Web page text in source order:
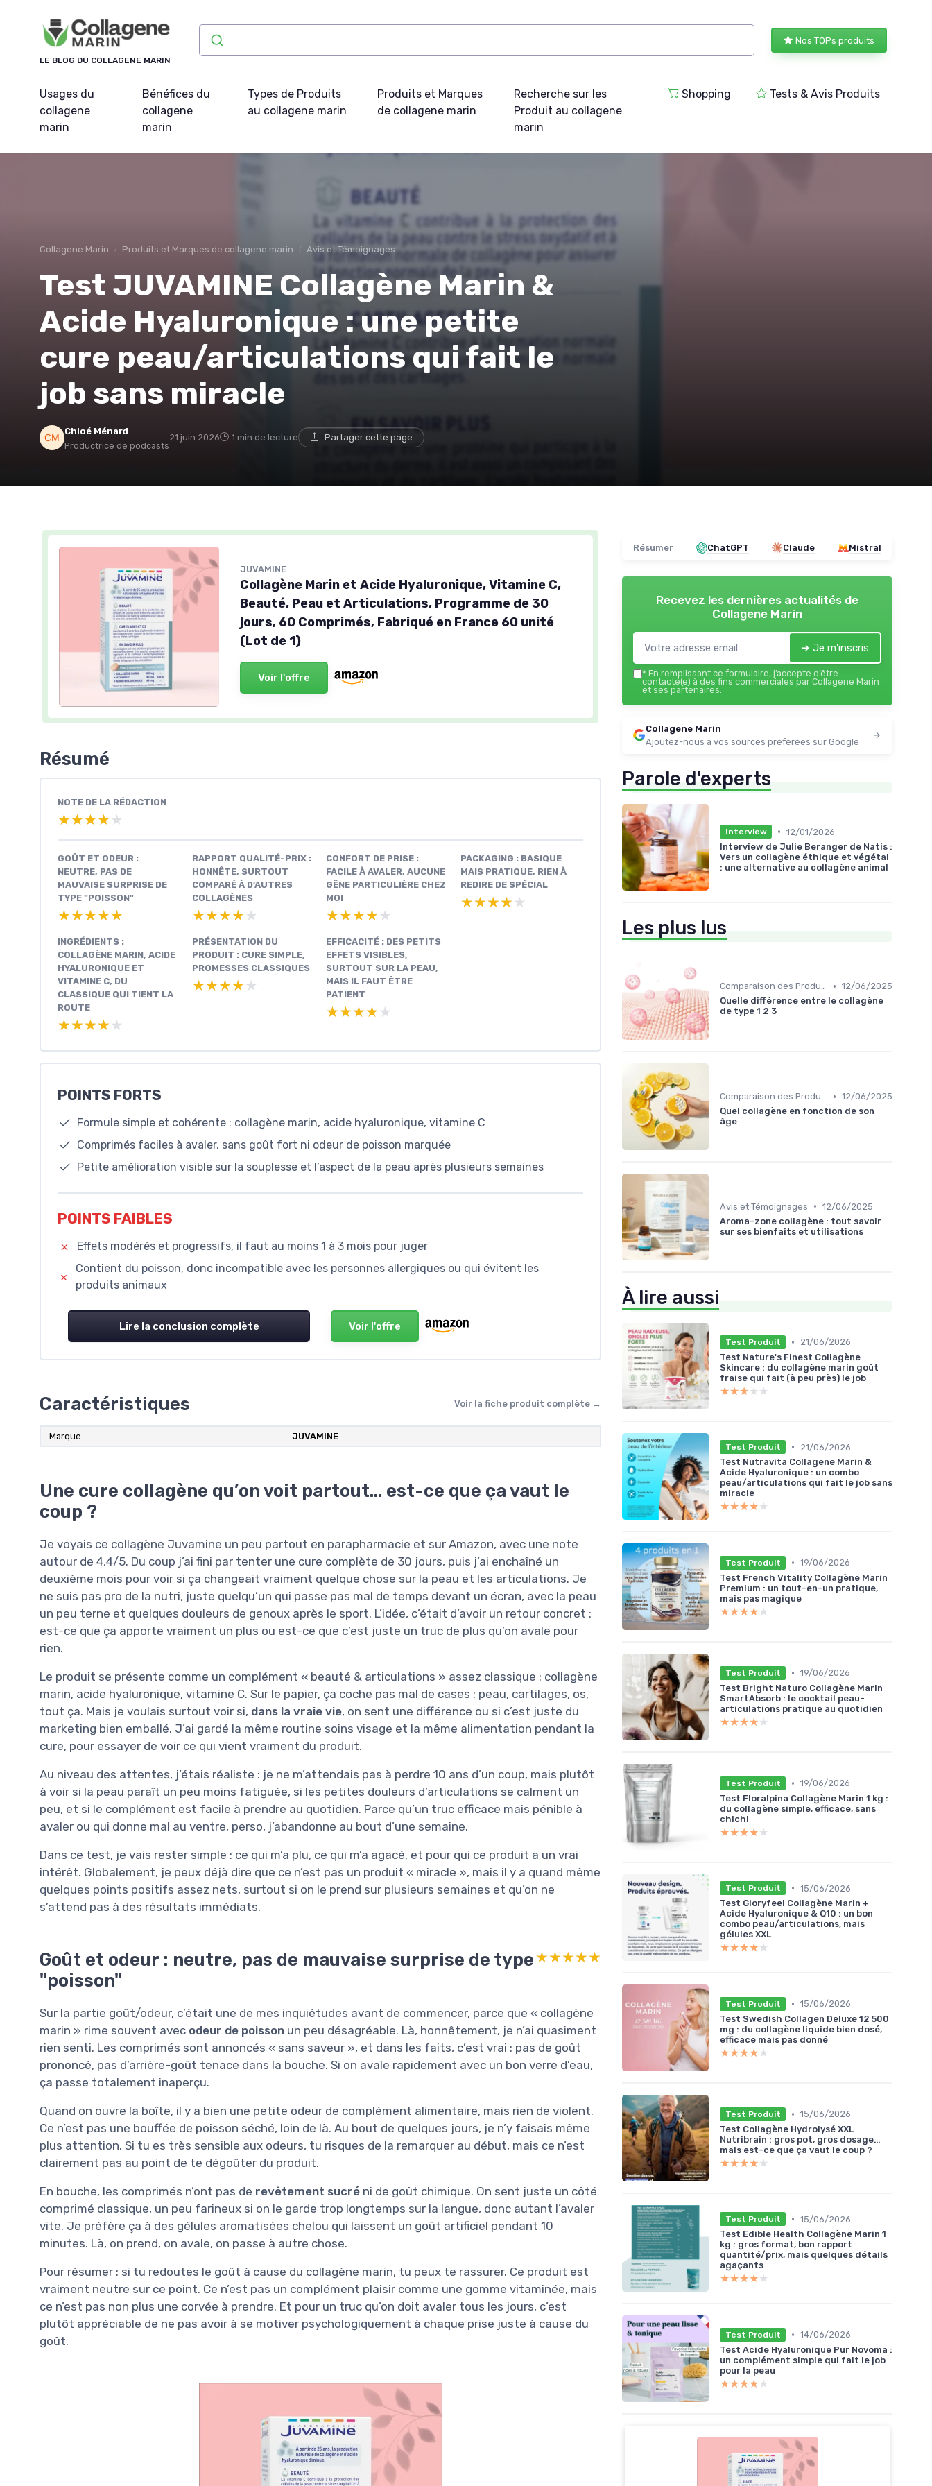
LE BLOG DU COLLAGENE MARIN
Nos TOPs produits
Usages du
collagene
marin
Bénéfices du
collagene
marin
Types de Produits
au collagene marin
Produits et Marques
de collagene marin
Recherche sur les
Produit au collagene
marin
Shopping Tests & Avis Produits
Collagene Marin Produits et Marques de collagene marin Avis et Témoignages
Test JUVAMINE Collagène Marin &
Acide Hyaluronique : une petite
cure peau/articulations qui fait le
job sans miracle
Chloé Ménard
Productrice de podcasts
21 juin 2026 1 min de lecture Partager cette page
JUVAMINE
Collagène Marin et Acide Hyaluronique, Vitamine C,
Beauté, Peau et Articulations, Programme de 30
jours, 60 Comprimés, Fabriqué en France 60 unité
(Lot de 1)
Voir l'offre
Résumé
NOTE DE LA RÉDACTION
★★★★★
★★★★★
GOÛT ET ODEUR :
NEUTRE, PAS DE
MAUVAISE SURPRISE DE
TYPE "POISSON"
★★★★★
★★★★★
RAPPORT QUALITÉ-PRIX :
HONNÊTE, SURTOUT
COMPARÉ À D’AUTRES
COLLAGÈNES
★★★★★
★★★★★
CONFORT DE PRISE :
FACILE À AVALER, AUCUNE
GÊNE PARTICULIÈRE CHEZ
MOI
★★★★★
★★★★★
PACKAGING : BASIQUE
MAIS PRATIQUE, RIEN À
REDIRE DE SPÉCIAL
★★★★★
★★★★★
INGRÉDIENTS :
COLLAGÈNE MARIN, ACIDE
HYALURONIQUE ET
VITAMINE C, DU
CLASSIQUE QUI TIENT LA
ROUTE
★★★★★
★★★★★
PRÉSENTATION DU
PRODUIT : CURE SIMPLE,
PROMESSES CLASSIQUES
★★★★★
★★★★★
EFFICACITÉ : DES PETITS
EFFETS VISIBLES,
SURTOUT SUR LA PEAU,
MAIS IL FAUT ÊTRE
PATIENT
★★★★★
★★★★★
POINTS FORTS
Formule simple et cohérente : collagène marin, acide hyaluronique, vitamine C
Comprimés faciles à avaler, sans goût fort ni odeur de poisson marquée
Petite amélioration visible sur la souplesse et l’aspect de la peau après plusieurs semaines
POINTS FAIBLES
Effets modérés et progressifs, il faut au moins 1 à 3 mois pour juger
Contient du poisson, donc incompatible avec les personnes allergiques ou qui évitent les
produits animaux
Lire la conclusion complète Voir l'offre
Caractéristiques Voir la fiche produit complète →
Marque JUVAMINE
Une cure collagène qu’on voit partout… est-ce que ça vaut le
coup ?
Je voyais ce collagène Juvamine un peu partout en parapharmacie et sur Amazon, avec une note
autour de 4,4/5. Du coup j’ai fini par tenter une cure complète de 30 jours, puis j’ai enchaîné un
deuxième mois pour voir si ça changeait vraiment quelque chose sur la peau et les articulations. Je
ne suis pas pro de la nutri, juste quelqu’un qui passe pas mal de temps devant un écran, avec la peau
un peu terne et quelques douleurs de genoux après le sport. L’idée, c’était d’avoir un retour concret :
est-ce que ça apporte vraiment un plus ou est-ce que c’est juste un truc de plus qu’on avale pour
rien.
Le produit se présente comme un complément « beauté & articulations » assez classique : collagène
marin, acide hyaluronique, vitamine C. Sur le papier, ça coche pas mal de cases : peau, cartilages, os,
tout ça. Mais je voulais surtout voir si, dans la vraie vie, on sent une différence ou si c’est juste du
marketing bien emballé. J’ai gardé la même routine soins visage et la même alimentation pendant la
cure, pour essayer de voir ce qui vient vraiment du produit.
Au niveau des attentes, j’étais réaliste : je ne m’attendais pas à perdre 10 ans d’un coup, mais plutôt
à voir si la peau paraît un peu moins fatiguée, si les petites douleurs d’articulations se calment un
peu, et si le complément est facile à prendre au quotidien. Parce qu’un truc efficace mais pénible à
avaler ou qui donne mal au ventre, perso, j’abandonne au bout d’une semaine.
Dans ce test, je vais rester simple : ce qui m’a plu, ce qui m’a agacé, et pour qui ce produit a un vrai
intérêt. Globalement, je peux déjà dire que ce n’est pas un produit « miracle », mais il y a quand même
quelques points positifs assez nets, surtout si on le prend sur plusieurs semaines et qu’on ne
s’attend pas à des résultats immédiats.
Goût et odeur : neutre, pas de mauvaise surprise de type
"poisson"
★★★★★
★★★★★
Sur la partie goût/odeur, c’était une de mes inquiétudes avant de commencer, parce que « collagène
marin » rime souvent avec odeur de poisson un peu désagréable. Là, honnêtement, je n’ai quasiment
rien senti. Les comprimés sont annoncés « sans saveur », et dans les faits, c’est vrai : pas de goût
prononcé, pas d’arrière-goût tenace dans la bouche. Si on avale rapidement avec un bon verre d’eau,
ça passe totalement inaperçu.
Quand on ouvre la boîte, il y a bien une petite odeur de complément alimentaire, mais rien de violent.
Ce n’est pas une bouffée de poisson séché, loin de là. Au bout de quelques jours, je n’y faisais même
plus attention. Si tu es très sensible aux odeurs, tu risques de la remarquer au début, mais ce n’est
clairement pas au point de te dégoûter du produit.
En bouche, les comprimés n’ont pas de revêtement sucré ni de goût chimique. On sent juste un côté
comprimé classique, un peu farineux si on le garde trop longtemps sur la langue, donc autant l’avaler
vite. Je préfère ça à des gélules aromatisées chelou qui laissent un goût artificiel pendant 10
minutes. Là, on prend, on avale, on passe à autre chose.
Pour résumer : si tu redoutes le goût à cause du collagène marin, tu peux te rassurer. Ce produit est
vraiment neutre sur ce point. Ce n’est pas un complément plaisir comme une gomme vitaminée, mais
ce n’est pas non plus une corvée à prendre. Et pour un truc qu’on doit avaler tous les jours, c’est
plutôt appréciable de ne pas avoir à se motiver psychologiquement à chaque prise juste à cause du
goût.
Résumer ChatGPT Claude Mistral
Recevez les dernières actualités de
Collagene Marin
➔ Je m'inscris
* En remplissant ce formulaire, j’accepte d’être
contacté(e) à des fins commerciales par Collagene Marin
et ses partenaires.
Collagene Marin
Ajoutez-nous à vos sources préférées sur Google
Parole d'experts
Interview • 12/01/2026
Interview de Julie Beranger de Natis :
Vers un collagène éthique et végétal
: une alternative au collagène animal
Les plus lus
Comparaison des Produits • 12/06/2025
Quelle différence entre le collagène
de type 1 2 3
Comparaison des Produits • 12/06/2025
Quel collagène en fonction de son
âge
Avis et Témoignages • 12/06/2025
Aroma-zone collagène : tout savoir
sur ses bienfaits et utilisations
À lire aussi
Test Produit •
21/06/2026
Test Nature's Finest Collagène
Skincare : du collagène marin goût
fraise qui fait (à peu près) le job
★★★★★
★★★★★
Test Produit •
21/06/2026
Test Nutravita Collagene Marin &
Acide Hyaluronique : un combo
peau/articulations qui fait le job sans
miracle
★★★★★
★★★★★
Test Produit • 19/06/2026
Test French Vitality Collagène Marin
Premium : un tout-en-un pratique,
mais pas magique
★★★★★
★★★★★
Test Produit • 19/06/2026
Test Bright Naturo Collagène Marin
SmartAbsorb : le cocktail peau-
articulations pratique au quotidien
★★★★★
★★★★★
Test Produit • 19/06/2026
Test Floralpina Collagène Marin 1 kg :
du collagène simple, efficace, sans
chichi
★★★★★
★★★★★
Test Produit • 15/06/2026
Test Gloryfeel Collagène Marin +
Acide Hyaluronique & Q10 : un bon
combo peau/articulations, mais
gélules XXL
★★★★★
★★★★★
Test Produit • 15/06/2026
Test Swedish Collagen Deluxe 12 500
mg : du collagène liquide bien dosé,
efficace mais pas donné
★★★★★
★★★★★
Test Produit • 15/06/2026
Test Collagène Hydrolysé XXL
Nutribrain : gros pot, gros dosage…
mais est-ce que ça vaut le coup ?
★★★★★
★★★★★
Test Produit • 15/06/2026
Test Edible Health Collagène Marin 1
kg : gros format, bon rapport
quantité/prix, mais quelques détails
agaçants
★★★★★
★★★★★
Test Produit • 14/06/2026
Test Acide Hyaluronique Pur Novoma :
un complément simple qui fait le job
pour la peau
★★★★★
★★★★★